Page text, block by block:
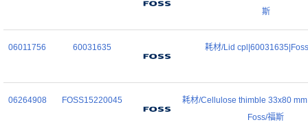
斯
06011756 60031635 耗材/Lid
06264908 FOSS15220045
耗材/Cellulose thimble 33x80
Foss/福斯